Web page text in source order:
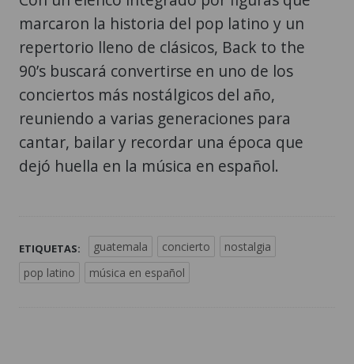
marcaron la historia del pop latino y un
repertorio lleno de clásicos, Back to the
90’s buscará convertirse en uno de los
conciertos más nostálgicos del año,
reuniendo a varias generaciones para
cantar, bailar y recordar una época que
dejó huella en la música en español.
ETIQUETAS: guatemala concierto
nostalgia
pop latino
música en español